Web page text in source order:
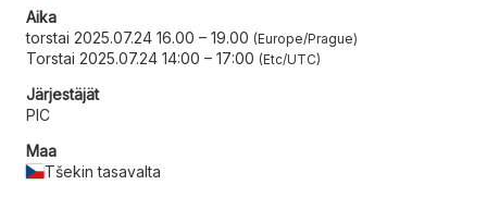
Aika
torstai 2025.07.24 16.00 – 19.00 Europe/Prague
Torstai 2025.07.24 14:00 – 17:00 Etc/UTC
Järjestäjät
PIC
Maa
Tšekin tasavalta